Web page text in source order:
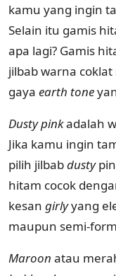
kamu yang ingin
Selain itu gamis
apa lagi? Gamis
jilbab warna
gaya earth tone
Dusty pinkadalah
Jika kamu ingin
pilih jilbabdusty
hitam cocok
kesan girlyyang
maupun semi-
Maroon atau